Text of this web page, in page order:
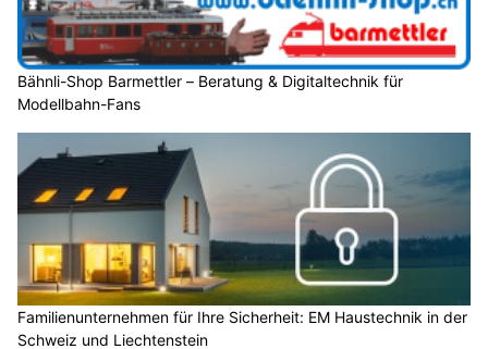
Bähnli-Shop Barmettler – Beratung & Digitaltechnik für
Modellbahn-Fans
Familienunternehmen für Ihre Sicherheit: EM Haustechnik in der
Schweiz und Liechtenstein